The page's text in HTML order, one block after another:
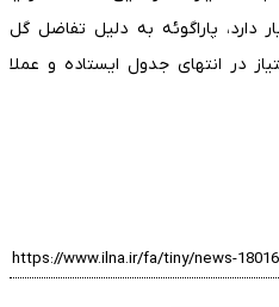
دارد، پاراگوئه به دلیل تفاضل گل
در انتهای جدول ایستاده و عملا